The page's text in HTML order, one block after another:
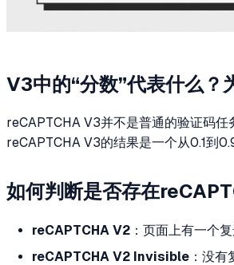
V3中的“分数”代表什么？
reCAPTCHA V3并不是普通的验证码
reCAPTCHA V3的结果是一个从0.1到
如何判断是否存在
reCAPTCHA V2 ：页面上有一个复
reCAPTCHA V2 Invisible ：没